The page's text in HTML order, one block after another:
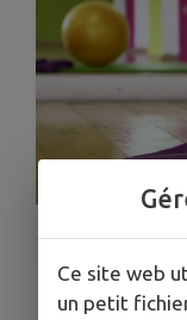
Ce site web
un petit